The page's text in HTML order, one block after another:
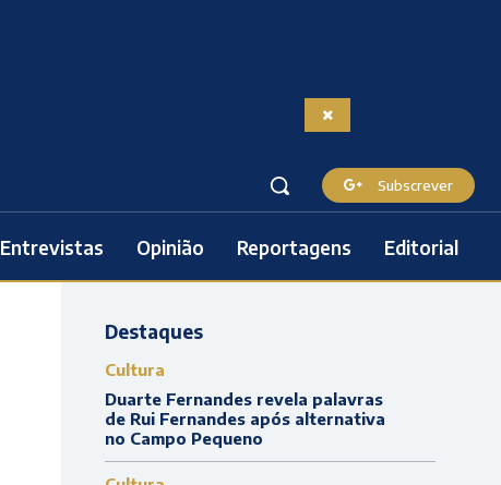
Subscrever
Entrevistas Opinião Reportagens Editorial
Destaques
Cultura
Duarte Fernandes revela palavras
de Rui Fernandes após alternativa
no Campo Pequeno